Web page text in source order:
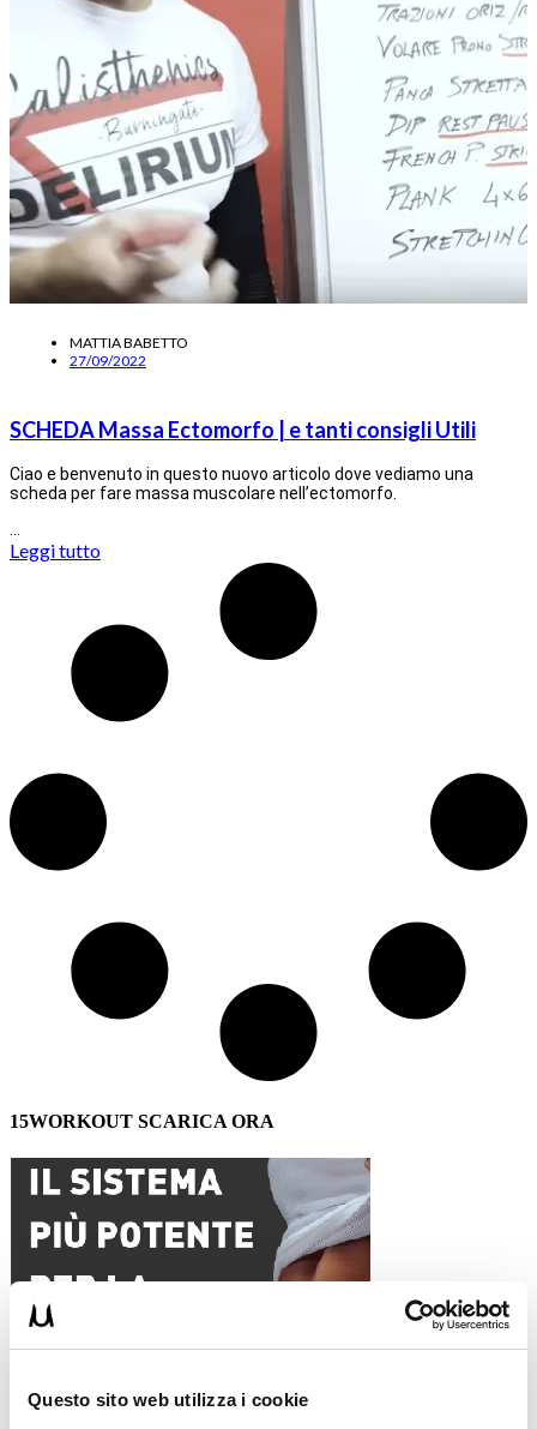
Questo sito web utilizza i cookie
MATTIA BABETTO
27/09/2022
SCHEDA Massa Ectomorfo | e tanti consigli Utili
Ciao e benvenuto in questo nuovo articolo dove vediamo una
scheda per fare massa muscolare nell’ectomorfo.
Leggi tutto
15WORKOUT SCARICA ORA